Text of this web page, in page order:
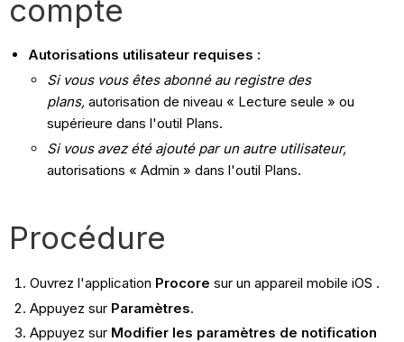
compte
Autorisations utilisateur requises :
Si vous vous êtes abonné au registre des
plans,autorisation de niveau « Lecture seule » ou
supérieure dans l'outil Plans.
Si vous avez été ajouté par un autre utilisateur,
autorisations « Admin » dans l'outil Plans.
Procédure
Ouvrez l'application Procore sur un appareil mobile iOS .
Appuyez sur Paramètres.
Appuyez sur Modifier les paramètres de notification